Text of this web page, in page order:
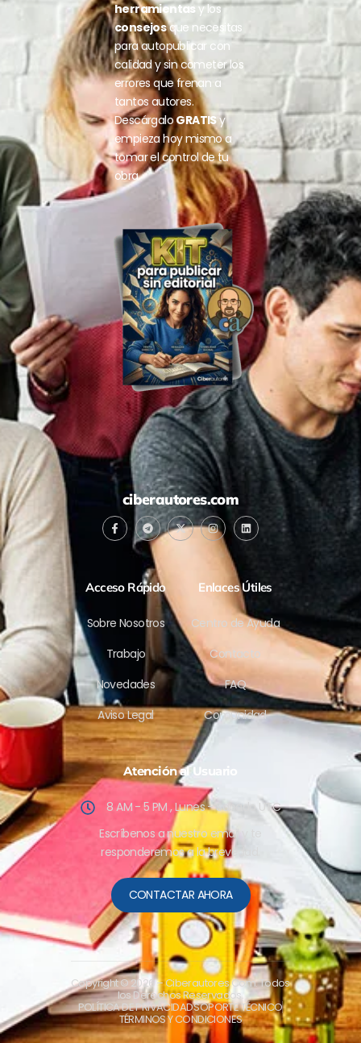
herramientasy los
consejosque necesitas
para autopublicar con
calidad y sin cometer los
errores que frenan a
tantos autores.
DescárgaloGRATISy
empieza hoy mismo a
tomar el control de tu
obra.
ciberautores.com
Acceso Rápido
Sobre Nosotros
Trabajo
Novedades
Aviso Legal
Enlaces Útiles
Centro de Ayuda
Contacto
FAQ
Comunidad
Atención al Usuario
8 AM - 5 PM , Lunes - Sabado UTC
Escríbenos a nuestro email y te
responderemos a la brevedad.
CONTACTAR AHORA
Copyright © 2026– Ciberautores.Com. Todos
los Derechos Reservados.
POLÍTICA DE PRIVACIDADSOPORTE TÉCNICO
TÉRMINOS Y CONDICIONES